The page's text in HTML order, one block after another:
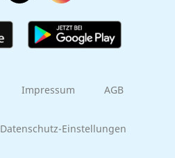
Impressum AGB
Datenschutz-Einstellungen